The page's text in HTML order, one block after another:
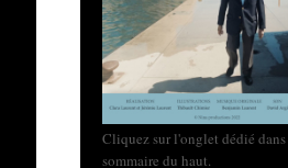
Cliquez sur l'onglet dédié
sommaire du haut.